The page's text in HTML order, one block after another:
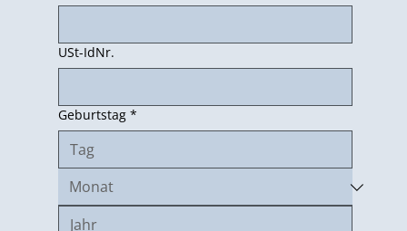
USt-IdNr.
Geburtstag *